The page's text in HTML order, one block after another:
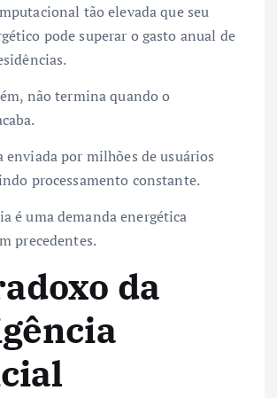
tão elevada que seu
pode superar o gasto anual de
não termina quando o
enviada por milhões de usuários
processamento constante.
é uma demanda energética
precedentes.
da